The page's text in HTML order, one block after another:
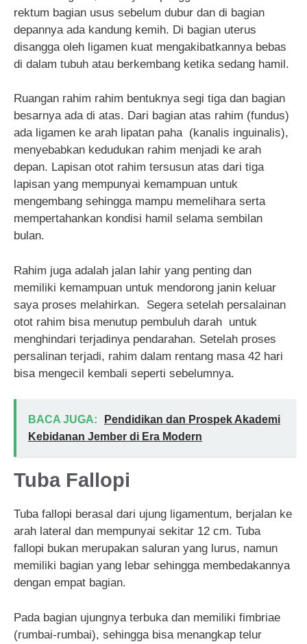
rektum bagian usus sebelum dubur dan di bagian
depannya ada kandung kemih. Di bagian uterus
disangga oleh ligamen kuat mengakibatkannya bebas
di dalam tubuh atau berkembang ketika sedang hamil.
Ruangan rahim rahim bentuknya segi tiga dan bagian
besarnya ada di atas. Dari bagian atas rahim (fundus)
ada ligamen ke arah lipatan paha (kanalis inguinalis),
menyebabkan kedudukan rahim menjadi ke arah
depan. Lapisan otot rahim tersusun atas dari tiga
lapisan yang mempunyai kemampuan untuk
mengembang sehingga mampu memelihara serta
mempertahankan kondisi hamil selama sembilan
bulan.
Rahim juga adalah jalan lahir yang penting dan
memiliki kemampuan untuk mendorong janin keluar
saya proses melahirkan. Segera setelah persalainan
otot rahim bisa menutup pembuluh darah untuk
menghindari terjadinya pendarahan. Setelah proses
persalinan terjadi, rahim dalam rentang masa 42 hari
bisa mengecil kembali seperti sebelumnya.
BACA JUGA:
Pendidikan dan Prospek Akademi
Kebidanan Jember di Era Modern
Tuba Fallopi
Tuba fallopi berasal dari ujung ligamentum, berjalan ke
arah lateral dan mempunyai sekitar 12 cm. Tuba
fallopi bukan merupakan saluran yang lurus, namun
memiliki bagian yang lebar sehingga membedakannya
dengan empat bagian.
Pada bagian ujungnya terbuka dan memiliki fimbriae
(rumbai-rumbai), sehingga bisa menangkap telur